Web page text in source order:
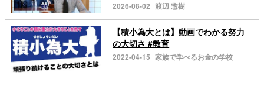
2026-08-02 渡辺 惣樹
【積小為大とは】動画でわかる努力
の大切さ #教育
2022-04-15 家族で学べるお金の学校